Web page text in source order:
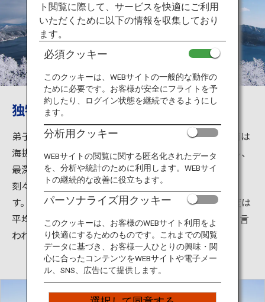
行き先
旅のお役立ち情報
ANA サービス
独特の深い青は「摩周ブルー」
弟子屈町から11km、川湯温泉から12kmにあり、湖面は
海抜351ｍ、周囲約20km、面積19.2平方キロメートル、
最深211.4ｍの世界一級の透明度を誇るカルデラ湖は、
刻々として変わる湖面の変化が訪れる人々を魅了しま
す。湖の周囲は300～400ｍの絶壁に囲まれ、その斜度は
平均45度もあり、これほど険しい湖岸は他にはないと言
われています。
ト閲覧に際して、サービスを快適にご利用
いただくために以下の情報を収集しており
ます。
必須クッキー
このクッキーは、WEBサイトの一般的な動作の
ために必要です。お客様が安全にフライトを予
約したり、ログイン状態を継続できるようにし
ます。
分析用クッキー
WEBサイトの閲覧に関する匿名化されたデータ
を、分析や統計のために利用します。WEBサイ
トの継続的な改善に役立ちます。
パーソナライズ用クッキー
このクッキーは、お客様のWEBサイト利用をよ
り快適にするためのものです。これまでの閲覧
データに基づき、お客様一人ひとりの興味・関
心に合ったコンテンツをWEBサイトや電子メー
ル、SNS、広告にて提供します。